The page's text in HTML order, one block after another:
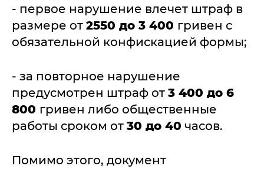
- первое нарушение влечет штраф в
размере от 2550 до 3 400 гривен с
обязательной конфискацией формы;
- за повторное нарушение
предусмотрен штраф от 3 400 до 6
800 гривен либо общественные
работы сроком от 30 до 40 часов.
Помимо этого, документ